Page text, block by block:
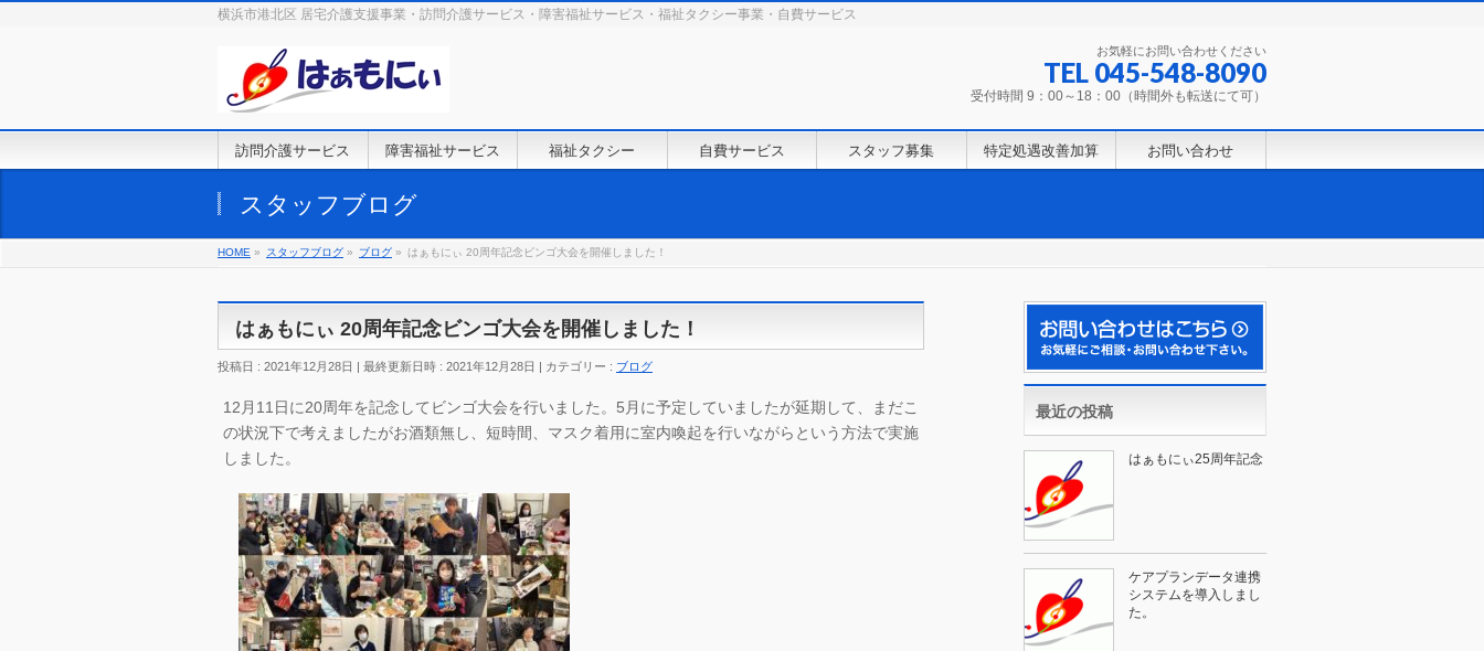
横浜市港北区 居宅介護支援事業・訪問介護サービス・障害福祉サービス・福祉タクシー事業・自費サービス
お気軽にお問い合わせください
TEL 045-548-8090
受付時間 9：00～18：00（時間外も転送にて可）
訪問介護サービス 障害福祉サービス 福祉タクシー 自費サービス スタッフ募集 特定処遇改善加算 お問い合わせ
スタッフブログ
HOME » スタッフブログ » ブログ » はぁもにぃ 20周年記念ビンゴ大会を開催しました！
はぁもにぃ 20周年記念ビンゴ大会を開催しました！
投稿日 : 2021年12月28日 最終更新日時 : 2021年12月28日 カテゴリー : ブログ
12月11日に20周年を記念してビンゴ大会を行いました。5月に予定していましたが延期して、まだこ
の状況下で考えましたがお酒類無し、短時間、マスク着用に室内喚起を行いながらという方法で実施
しました。
最近の投稿
はぁもにぃ25周年記念
ケアプランデータ連携
システムを導入しまし
た。